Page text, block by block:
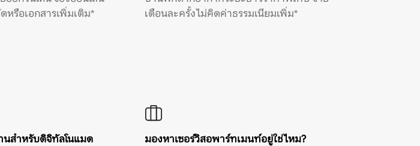
รือเอกสารเพิ่มเติม*
เดือนละครั้ง ไม่คิดค่าธรรมเนียมเพิ่ม*
สำหรับดิจิทัลโนแมด
มองหาเซอร์วิสอพาร์ทเมนท์อยู่ใช่ไหม?